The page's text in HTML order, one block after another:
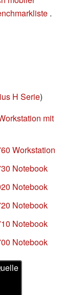
.
H Serie)
mit
Workstation
Notebook
Notebook
Notebook
Notebook
Notebook